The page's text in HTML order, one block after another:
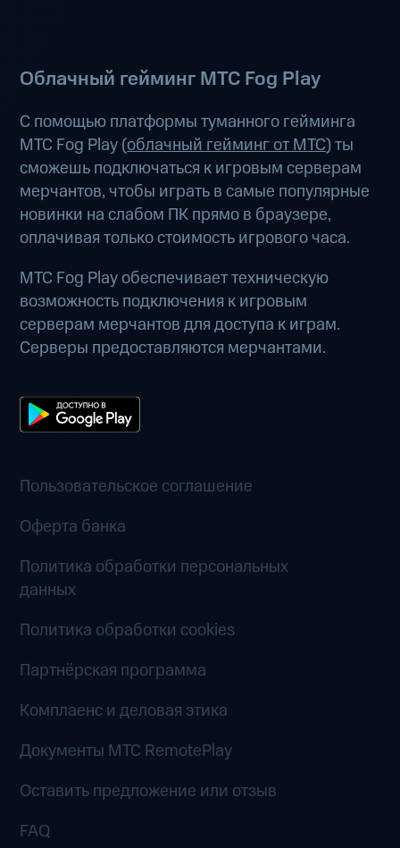
Облачный гейминг МТС Fog Play
С помощью платформы туманного гейминга
МТС Fog Play (облачный гейминг от МТС) ты
сможешь подключаться к игровым серверам
мерчантов, чтобы играть в самые популярные
новинки на слабом ПК прямо в браузере,
оплачивая только стоимость игрового часа.
МТС Fog Play обеспечивает техническую
возможность подключения к игровым
серверам мерчантов для доступа к играм.
Серверы предоставляются мерчантами.
Пользовательское соглашение
Оферта банка
Политика обработки персональных
данных
Политика обработки cookies
Партнёрская программа
Комплаенс и деловая этика
Документы MTC RemotePlay
Оставить предложение или отзыв
FAQ